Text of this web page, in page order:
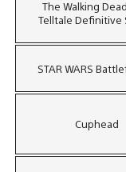
The Walking
Telltale Definitive
STAR WARS
Cuphead